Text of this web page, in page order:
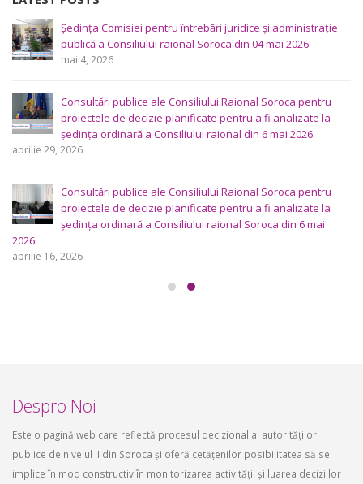
Ședința Comisiei pentru întrebări juridice şi administraţie
publică a Consiliului raional Soroca din 04 mai 2026
mai 4, 2026
Consultări publice ale Consiliului Raional Soroca pentru
proiectele de decizie planificate pentru a fi analizate la
ședința ordinară a Consiliului raional din 6 mai 2026.
aprilie 29, 2026
Consultări publice ale Consiliului Raional Soroca pentru
proiectele de decizie planificate pentru a fi analizate la
ședința ordinară a Consiliului raional Soroca din 6 mai
2026.
aprilie 16, 2026
Despro Noi
Este o pagină web care reflectă procesul decizional al autorităților
publice de nivelul II din Soroca și oferă cetățenilor posibilitatea să se
implice în mod constructiv în monitorizarea activității și luarea deciziilor